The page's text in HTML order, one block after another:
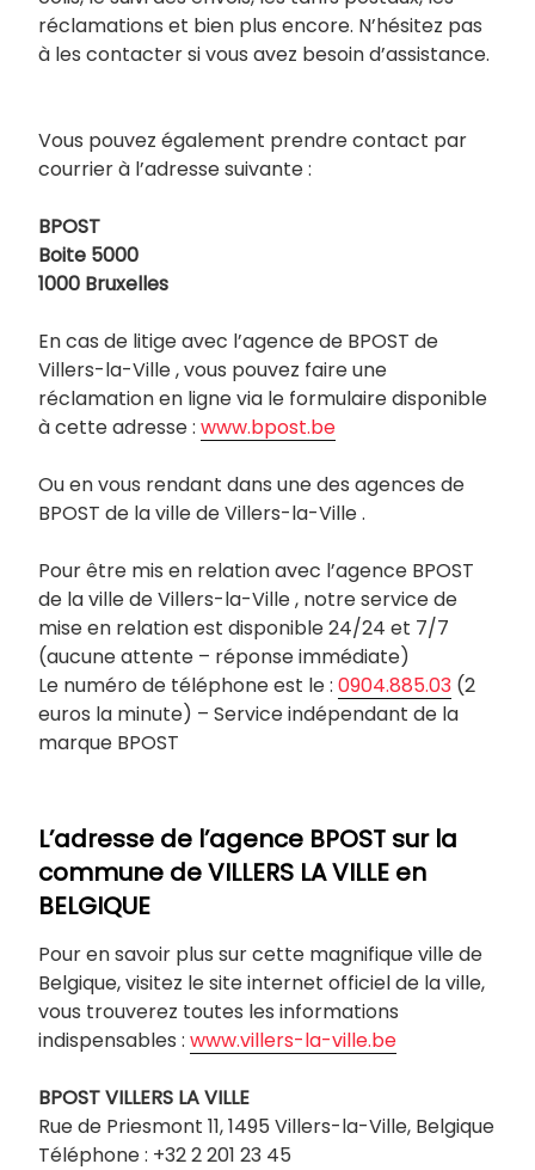
réclamations et bien plus encore. N’hésitez pas
à les contacter si vous avez besoin d’assistance.
Vous pouvez également prendre contact par
courrier à l’adresse suivante :
BPOST
Boite 5000
1000 Bruxelles
En cas de litige avec l’agence de BPOST de
Villers-la-Ville , vous pouvez faire une
réclamation en ligne via le formulaire disponible
à cette adresse : www.bpost.be
Ou en vous rendant dans une des agences de
BPOST de la ville de Villers-la-Ville .
Pour être mis en relation avec l’agence BPOST
de la ville de Villers-la-Ville , notre service de
mise en relation est disponible 24/24 et 7/7
(aucune attente – réponse immédiate)
Le numéro de téléphone est le : 0904.885.03 (2
euros la minute) – Service indépendant de la
marque BPOST
L’adresse de l’agence BPOST sur la
commune deVILLERS LA VILLE en
BELGIQUE
Pour en savoir plus sur cette magnifique ville de
Belgique, visitez le site internet officiel de la ville,
vous trouverez toutes les informations
indispensables : www.villers-la-ville.be
BPOSTVILLERS LA VILLE
Rue de Priesmont 11, 1495 Villers-la-Ville, Belgique
Téléphone : +32 2 201 23 45